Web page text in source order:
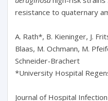
resistance to quaternary
A. Rath*, B. Kieninger, J.
Blaas, M. Ochmann, M.
Schneider-Brachert
*University Hospital
Journal of Hospital